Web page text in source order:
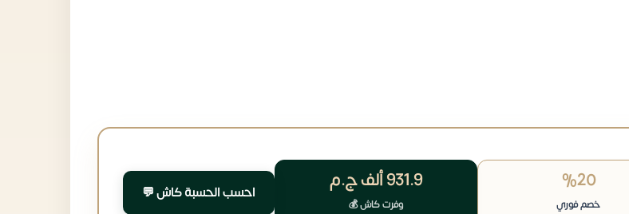
%20
خصم فوري
931.9 ألف ج.م
وفرت كاش 💰
احسب الحسبة كاش 💬